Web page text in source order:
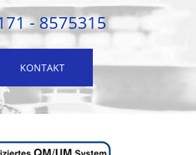
- 8575315
KONTAKT